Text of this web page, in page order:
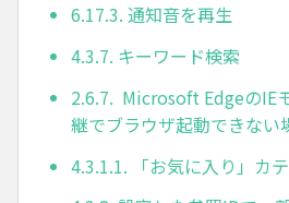
6.17.3. 通知音を再生
4.3.7. キーワード検索
2.6.7. Microsoft EdgeのIE
継でブラウザ起動できない
4.3.1.1. 「お気に入り」カ